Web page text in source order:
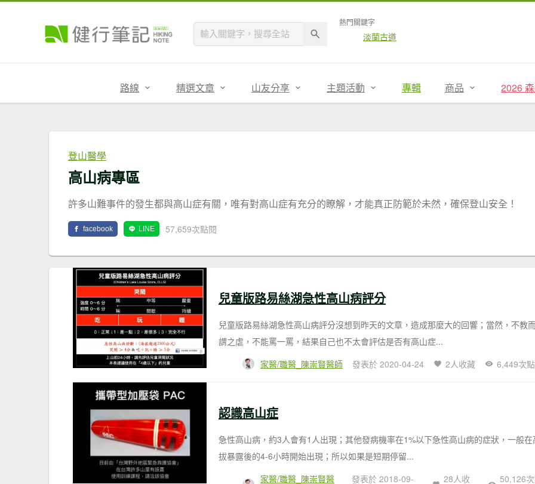
熱門關鍵字
淡蘭古道
路線 精選文章 山友分享 主題活動 專輯 商品 2026
登山醫學
高山病專區
許多山難事件的發生都與高山症有關，唯有對高山症有充分的瞭解，才能真正防範於未然，確保登山安全！
facebook LINE 57,659次點閱
兒童版路易絲湖急性高山病評分
兒童版路易絲湖急性高山病評分沒想到昨天的文章，造成那麼大的回響；當然，不教
謂之虐，不能罵一罵，結果自己也不太會評估是否有高山症...
家醫/職醫_陳崇賢醫師
發表於 2020-04-24 2人收藏 6,449次
認識高山症
急性高山病，約3人會有1人出現；其他發病機率在1%以下急性高山病的症狀，一般在
拔暴露後的4-6小時開始出現；所以如果是短期停留...
家醫/職醫_陳崇賢醫
發表於 2018-09-
28人收
50,126